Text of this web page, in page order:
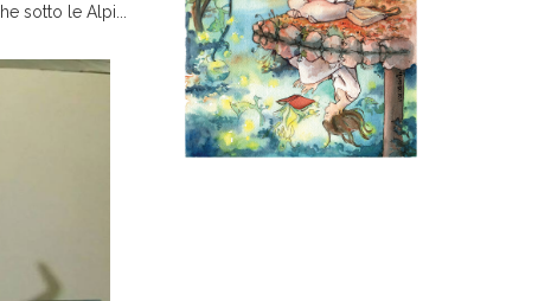
sotto le Alpi...